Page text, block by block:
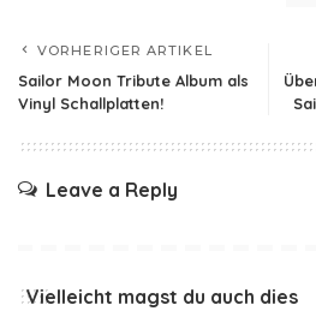
VORHERIGER ARTIKEL
Sailor Moon Tribute Album als
Vinyl Schallplatten!
Leave a Reply
Vielleicht magst du auch dies